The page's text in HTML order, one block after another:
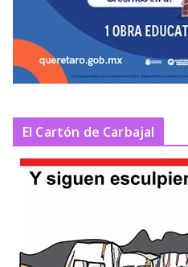
El Cartón de Carbajal